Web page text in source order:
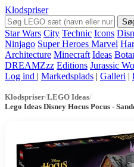
Klodspriser
Star Wars City Technic Icons
Ninjago Super Heroes Marvel
Architecture Minecraft Ideas
DREAMZzz Editions Jurassic
Log ind | Markedsplads | Galleri |
Klodspriser/LEGO Ideas/
Lego Ideas Disney Hocus Pocus -